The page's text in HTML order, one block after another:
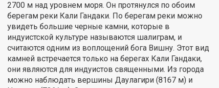
2700 м над уровнем моря. Он протянулся по обоим
берегам реки Кали Гандаки. По берегам реки можно
увидеть большие черные камни, которые в
индуистской культуре называются шалиграм, и
считаются одним из воплощений бога Вишну. Этот вид
камней встречается только на берегах Кали Гандаки,
они являются для индуистов священными. Из города
можно наблюдать вершины Даулагири (8167 м) и